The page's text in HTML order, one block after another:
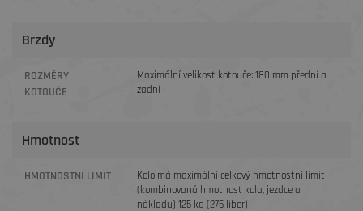
Brzdy
ROZMĚRY
KOTOUČE
Maximální velikost kotouče: 180 mm přední a
zadní
Hmotnost
HMOTNOSTNÍ LIMIT
Kolo má maximální celkový hmotnostní limit
(kombinovaná hmotnost kola, jezdce a
nákladu) 125 kg (275 liber)